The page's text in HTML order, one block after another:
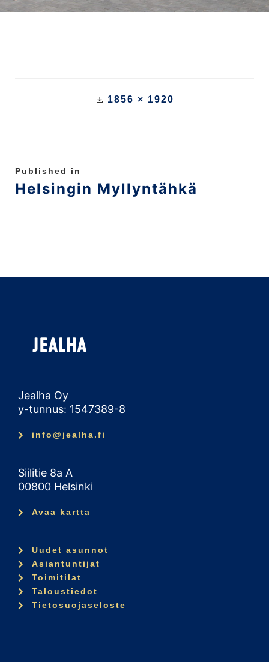
1856 × 1920
Published in
Helsingin Myllyntähkä
Jealha Oy
y-tunnus: 1547389-8
info@jealha.fi
Siilitie 8a A
00800 Helsinki
Avaa kartta
Uudet asunnot
Asiantuntijat
Toimitilat
Taloustiedot
Tietosuojaseloste